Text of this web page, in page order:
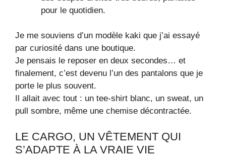
pour le quotidien.
Je me souviens d’un modèle kaki que j’ai essayé
par curiosité dans une boutique.
Je pensais le reposer en deux secondes… et
finalement, c’est devenu l’un des pantalons que je
porte le plus souvent.
Il allait avec tout : un tee-shirt blanc, un sweat, un
pull sombre, même une chemise décontractée.
LE CARGO, UN VÊTEMENT QUI
S’ADAPTE À LA VRAIE VIE